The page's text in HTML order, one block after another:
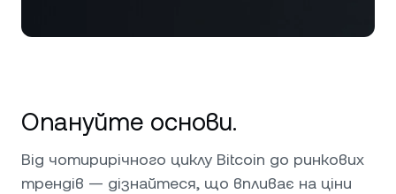
Опануйте основи.
Від чотирирічного циклу Bitcoin до ринкових
трендів — дізнайтеся, що впливає на ціни